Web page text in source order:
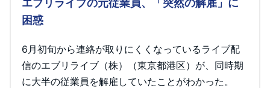
エブリライブの元従業員、「突然の解雇」に
困惑
6月初旬から連絡が取りにくくなっているライブ配
信のエブリライブ（株）（東京都港区）が、同時期
に大半の従業員を解雇していたことがわかった。